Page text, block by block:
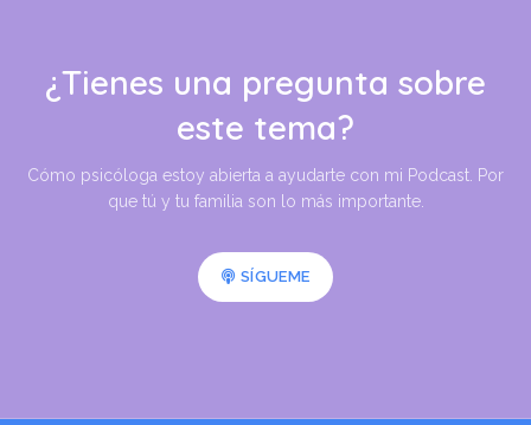
¿Tienes una pregunta sobre
este tema?
Cómo psicóloga estoy abierta a ayudarte con mi Podcast. Por
que tú y tu familia son lo más importante.
SÍGUEME